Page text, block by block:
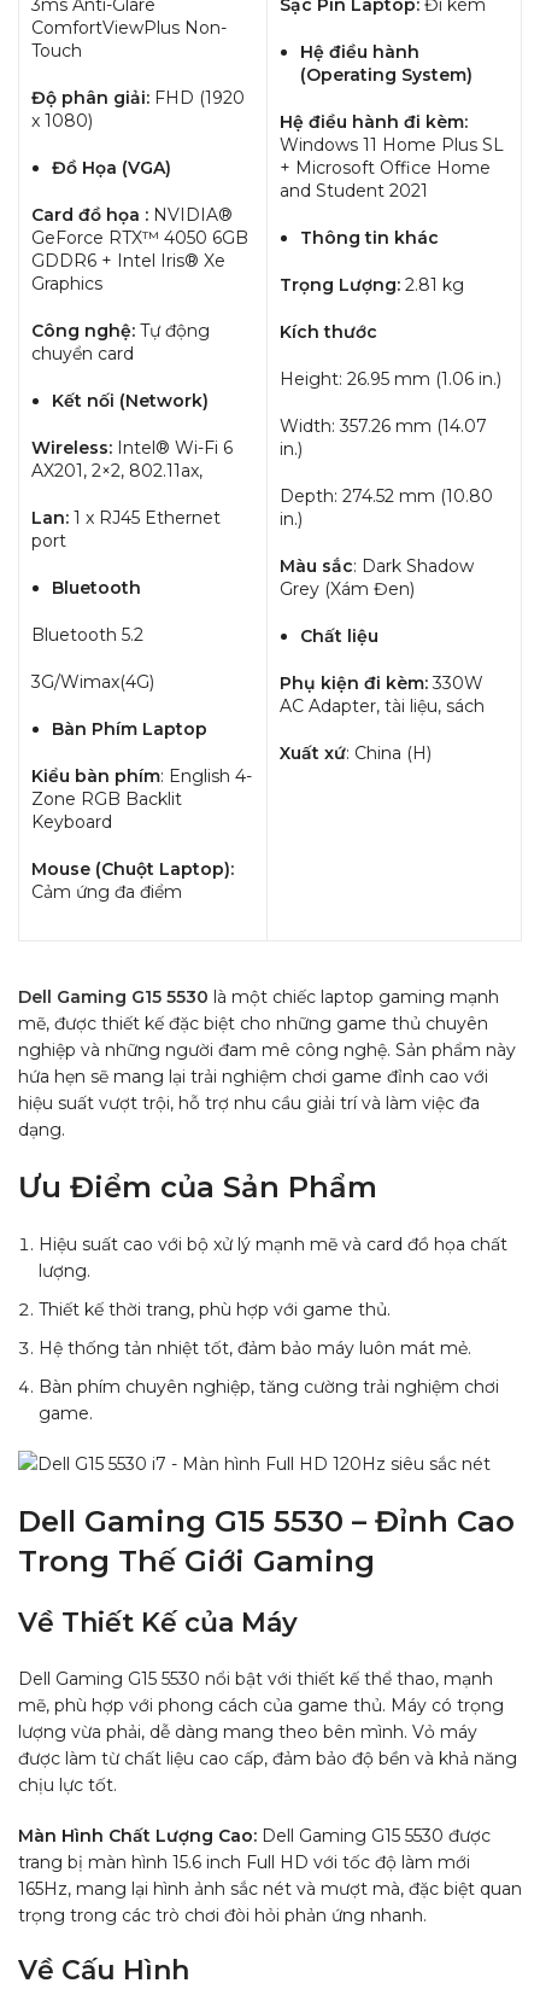
3ms Anti-Glare
ComfortViewPlus Non-
Touch
Độ phân giải: FHD (1920
x 1080)
Đồ Họa (VGA)
Card đồ họa : NVIDIA®
GeForce RTX™ 4050 6GB
GDDR6 + Intel Iris® Xe
Graphics
Công nghệ: Tự động
chuyển card
Kết nối (Network)
Wireless: Intel® Wi-Fi 6
AX201, 2×2, 802.11ax,
Lan: 1 x RJ45 Ethernet
port
Bluetooth
Bluetooth 5.2
3G/Wimax(4G)
Bàn Phím Laptop
Kiểu bàn phím: English 4-
Zone RGB Backlit
Keyboard
Mouse (Chuột Laptop):
Cảm ứng đa điểm
Sạc Pin Laptop: Đi kèm
Hệ điều hành
(Operating System)
Hệ điều hành đi kèm:
Windows 11 Home Plus SL
+ Microsoft Office Home
and Student 2021
Thông tin khác
Trọng Lượng: 2.81 kg
Kích thước
Height: 26.95 mm (1.06 in.)
Width: 357.26 mm (14.07
in.)
Depth: 274.52 mm (10.80
in.)
Màu sắc: Dark Shadow
Grey (Xám Đen)
Chất liệu
Phụ kiện đi kèm:330W
AC Adapter, tài liệu, sách
Xuất xứ: China (H)
Dell Gaming G15 5530 là một chiếc laptop gaming mạnh
mẽ, được thiết kế đặc biệt cho những game thủ chuyên
nghiệp và những người đam mê công nghệ. Sản phẩm này
hứa hẹn sẽ mang lại trải nghiệm chơi game đỉnh cao với
hiệu suất vượt trội, hỗ trợ nhu cầu giải trí và làm việc đa
dạng.
Ưu Điểm của Sản Phẩm
Hiệu suất cao với bộ xử lý mạnh mẽ và card đồ họa chất
lượng.
Thiết kế thời trang, phù hợp với game thủ.
Hệ thống tản nhiệt tốt, đảm bảo máy luôn mát mẻ.
Bàn phím chuyên nghiệp, tăng cường trải nghiệm chơi
game.
Dell Gaming G15 5530 – Đỉnh Cao
Trong Thế Giới Gaming
Về Thiết Kế của Máy
Dell Gaming G15 5530 nổi bật với thiết kế thể thao, mạnh
mẽ, phù hợp với phong cách của game thủ. Máy có trọng
lượng vừa phải, dễ dàng mang theo bên mình. Vỏ máy
được làm từ chất liệu cao cấp, đảm bảo độ bền và khả năng
chịu lực tốt.
Màn Hình Chất Lượng Cao: Dell Gaming G15 5530 được
trang bị màn hình 15.6 inch Full HD với tốc độ làm mới
165Hz, mang lại hình ảnh sắc nét và mượt mà, đặc biệt quan
trọng trong các trò chơi đòi hỏi phản ứng nhanh.
Về Cấu Hình